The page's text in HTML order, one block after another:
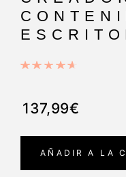
137,99€
AÑADIR A LA